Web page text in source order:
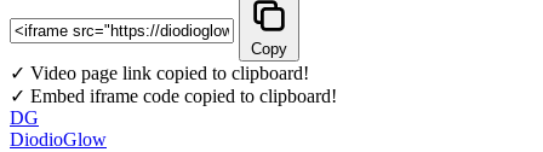
Copy
✓ Video page link copied to clipboard!
✓ Embed iframe code copied to clipboard!
DG
DiodioGlow